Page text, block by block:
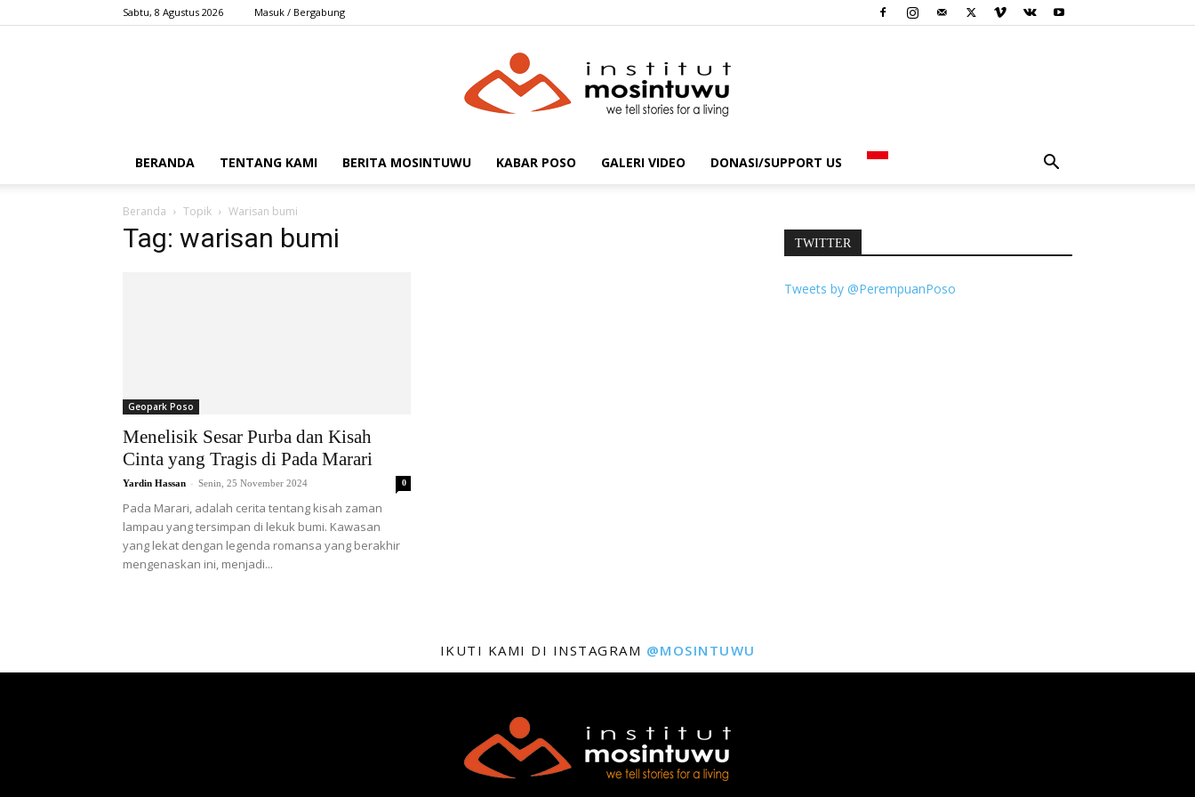
Sabtu, 8 Agustus 2026 Masuk / Bergabung
BERANDA TENTANG KAMI BERITA MOSINTUWU KABAR POSO GALERI VIDEO DONASI/SUPPORT US
Beranda Topik Warisan bumi
Tag: warisan bumi
Geopark Poso
Menelisik Sesar Purba dan Kisah
Cinta yang Tragis di Pada Marari
Yardin Hassan - Senin, 25 November 2024 0
Pada Marari, adalah cerita tentang kisah zaman
lampau yang tersimpan di lekuk bumi. Kawasan
yang lekat dengan legenda romansa yang berakhir
mengenaskan ini, menjadi...
TWITTER
Tweets by @PerempuanPoso
IKUTI KAMI DI INSTAGRAM @MOSINTUWU